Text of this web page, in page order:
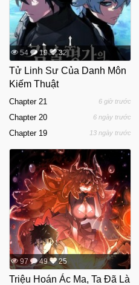
54 19 32
Tử Linh Sư Của Danh Môn
Kiếm Thuật
Chapter 21 6 giờ trước
Chapter 20 6 ngày trước
Chapter 19 13 ngày trước
97 49 25
Triệu Hoán Ác Ma, Ta Đã Là